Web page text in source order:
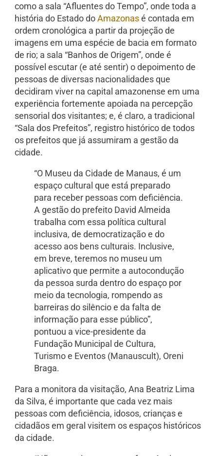
como a sala “Afluentes do Tempo”, onde toda a
história do Estado doAmazonasé contada em
ordem cronológica a partir da projeção de
imagens em uma espécie de bacia em formato
de rio; a sala “Banhos de Origem”, onde é
possível escutar (e até sentir) o depoimento de
pessoas de diversas nacionalidades que
decidiram viver na capital amazonense em uma
experiência fortemente apoiada na percepção
sensorial dos visitantes; e, é claro, a tradicional
“Sala dos Prefeitos”, registro histórico de todos
os prefeitos que já assumiram a gestão da
cidade.
“O Museu da Cidade de Manaus, é um
espaço cultural que está preparado
para receber pessoas com deficiência.
A gestão do prefeito David Almeida
trabalha com essa política cultural
inclusiva, de democratização e do
acesso aos bens culturais. Inclusive,
em breve, teremos no museu um
aplicativo que permite a autocondução
da pessoa surda dentro do espaço por
meio da tecnologia, rompendo as
barreiras do silêncio e da falta de
informação para esse público”,
pontuou a vice-presidente da
Fundação Municipal de Cultura,
Turismo e Eventos (Manauscult), Oreni
Braga.
Para a monitora da visitação, Ana Beatriz Lima
da Silva, é importante que cada vez mais
pessoas com deficiência, idosos, crianças e
cidadãos em geral visitem os espaços históricos
da cidade.